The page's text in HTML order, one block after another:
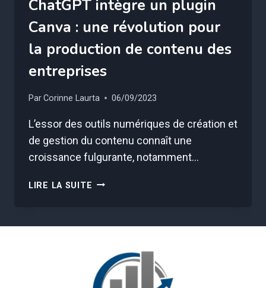
ChatGPT intègre un plugin
Canva : une révolution pour
la production de contenu des
entreprises
ParCorinne Laurta 06/09/2023
L’essor des outils numériques de création et
de gestion du contenu connaît une
croissance fulgurante, notamment…
LIRE LA SUITE CHATGPT
UNE
RÉVOLUTION